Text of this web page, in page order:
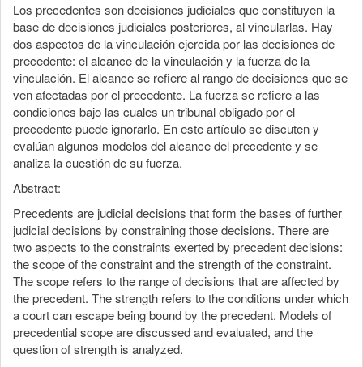
Los precedentes son decisiones judiciales que constituyen la
base de decisiones judiciales posteriores, al vincularlas. Hay
dos aspectos de la vinculación ejercida por las decisiones de
precedente: el alcance de la vinculación y la fuerza de la
vinculación. El alcance se refiere al rango de decisiones que se
ven afectadas por el precedente. La fuerza se refiere a las
condiciones bajo las cuales un tribunal obligado por el
precedente puede ignorarlo. En este artículo se discuten y
evalúan algunos modelos del alcance del precedente y se
analiza la cuestión de su fuerza.
Abstract:
Precedents are judicial decisions that form the bases of further
judicial decisions by constraining those decisions. There are
two aspects to the constraints exerted by precedent decisions:
the scope of the constraint and the strength of the constraint.
The scope refers to the range of decisions that are affected by
the precedent. The strength refers to the conditions under which
a court can escape being bound by the precedent. Models of
precedential scope are discussed and evaluated, and the
question of strength is analyzed.